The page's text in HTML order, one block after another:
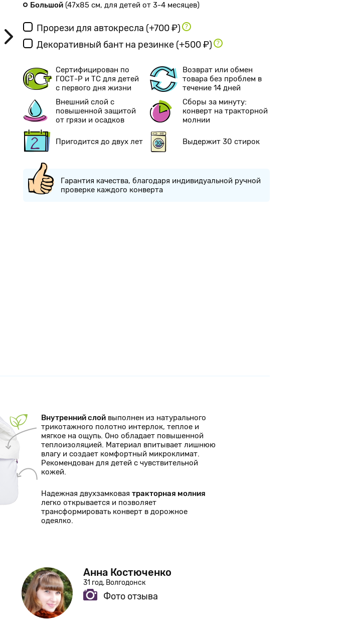
Большой (47х85 см, для детей от 3-4 месяцев)
Прорези для автокресла (+700 ₽)
Декоративный бант на резинке (+500 ₽)
Сертифицирован по
ГОСТ-Р и ТС для детей
с первого дня жизни
Возврат или обмен
товара без проблем в
течение 14 дней
Внешний слой с
повышенной защитой
от грязи и осадков
Сборы за минуту:
конверт на тракторной
молнии
Пригодится до двух лет Выдержит 30 стирок
Гарантия качества, благодаря индивидуальной ручной
проверке каждого конверта
Внутренний слой выполнен из натурального
трикотажного полотно интерлок, теплое и
мягкое на ощупь. Оно обладает повышенной
теплоизоляцией. Материал впитывает лишнюю
влагу и создает комфортный микроклимат.
Рекомендован для детей с чувствительной
кожей.
Надежная двухзамковаятракторная молния
легко открывается и позволяет
трансформировать конверт в дорожное
одеялко.
Анна Костюченко
31 год, Волгодонск
Фото отзыва